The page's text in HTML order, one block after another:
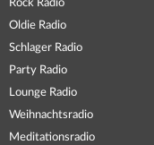
Rock Radio
Oldie Radio
Schlager Radio
Party Radio
Lounge Radio
Weihnachtsradio
Meditationsradio